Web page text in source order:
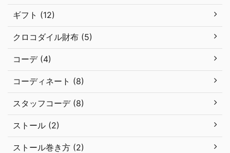
ギフト (12)
クロコダイル財布 (5)
コーデ (4)
コーディネート (8)
スタッフコーデ (8)
ストール (2)
ストール巻き方 (2)